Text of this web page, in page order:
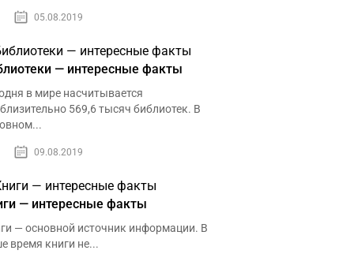
05.08.2019
— интересные факты
в мире насчитывается
569,6 тысяч библиотек. В
09.08.2019
— интересные факты
— основной источник информации. В
время книги не...